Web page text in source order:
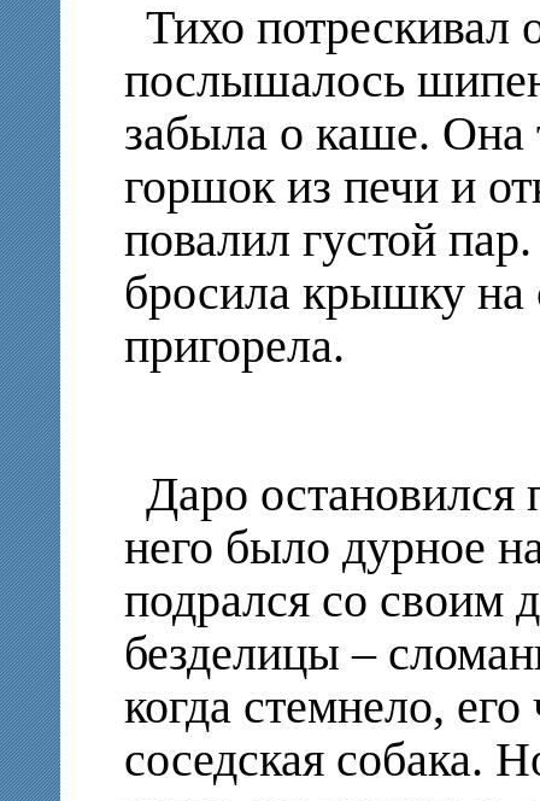
Тихо потрескивал
послышалось
забыла о каше. Она
горшок из печи и
повалил густой
бросила крышку на
пригорела.
Даро остановился
него было дурное
подрался со своим
безделицы –
когда стемнело,
соседская собака.